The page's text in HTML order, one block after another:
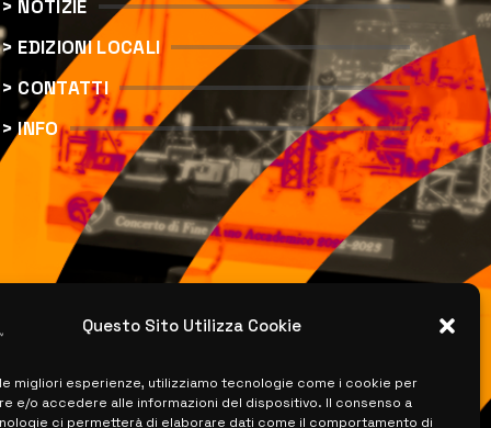
Questo Sito Utilizza Cookie
migliori esperienze, utilizziamo tecnologie come i cookie per
e/o accedere alle informazioni del dispositivo. Il consenso a
ci permetterà di elaborare dati come il comportamento di
> NOTIZIE
> EDIZIONI LOCALI
> CONTATTI
> INFO